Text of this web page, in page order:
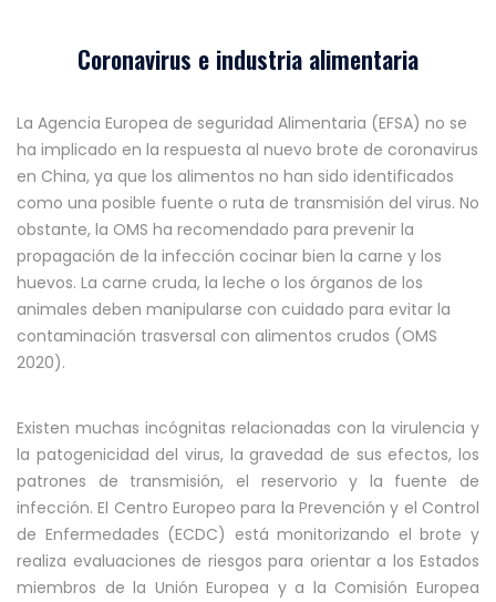
Coronavirus e industria alimentaria
La Agencia Europea de seguridad Alimentaria (EFSA) no se
ha implicado en la respuesta al nuevo brote de coronavirus
en China, ya que los alimentos no han sido identificados
como una posible fuente o ruta de transmisión del virus. No
obstante, la OMS ha recomendado para prevenir la
propagación de la infección cocinar bien la carne y los
huevos. La carne cruda, la leche o los órganos de los
animales deben manipularse con cuidado para evitar la
contaminación trasversal con alimentos crudos (OMS
2020).
Existen muchas incógnitas relacionadas con la virulencia y
la patogenicidad del virus, la gravedad de sus efectos, los
patrones de transmisión, el reservorio y la fuente de
infección. El Centro Europeo para la Prevención y el Control
de Enfermedades (ECDC) está monitorizando el brote y
realiza evaluaciones de riesgos para orientar a los Estados
miembros de la Unión Europea y a la Comisión Europea